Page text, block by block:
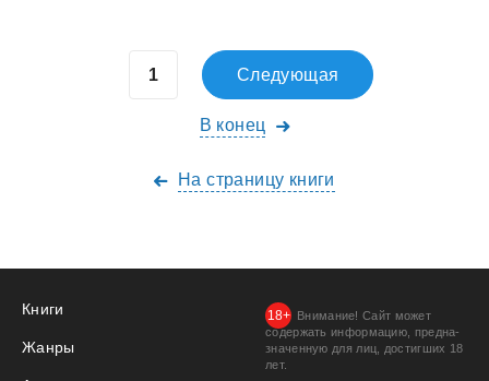
Следующая
В конец
На страницу книги
Книги
Жанры
Внимание! Сайт может
содержать информацию, предна­
значенную для лиц, дости­гших 18
лет.